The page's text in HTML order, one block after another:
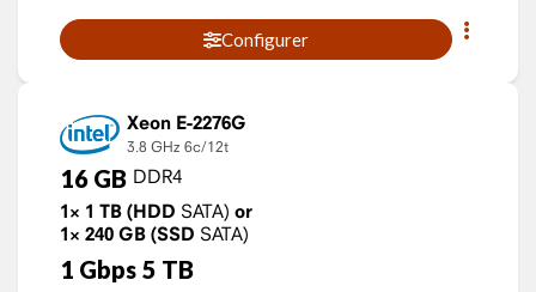
Configurer
Xeon E-2276G
3.8 GHz 6c/12t
16 GB DDR4
1× 1 TB (HDD SATA) or
1× 240 GB (SSD SATA)
1 Gbps 5 TB